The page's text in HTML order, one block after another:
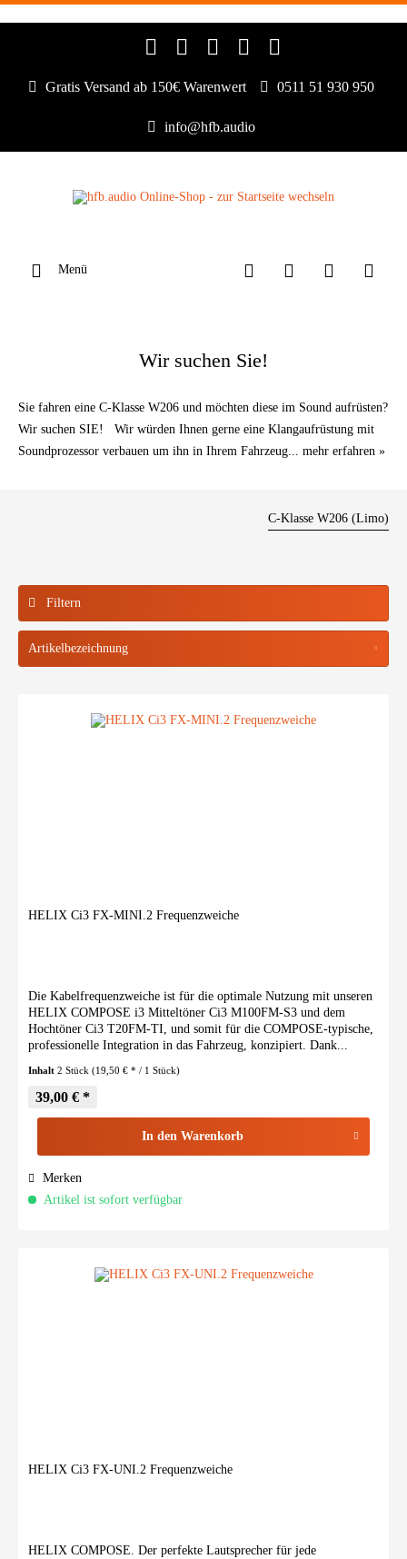
Gratis Versand ab 150€ Warenwert 0511 51 930 950
info@hfb.audio
Menü
Wir suchen Sie!
Sie fahren eine C-Klasse W206 und möchten diese im Sound aufrüsten?
Wir suchen SIE! Wir würden Ihnen gerne eine Klangaufrüstung mit
Soundprozessor verbauen um ihn in Ihrem Fahrzeug... mehr erfahren »
C-Klasse W206 (Limo)
Filtern
HELIX Ci3 FX-MINI.2 Frequenzweiche
Die Kabelfrequenzweiche ist für die optimale Nutzung mit unseren
HELIX COMPOSE i3 Mitteltöner Ci3 M100FM-S3 und dem
Hochtöner Ci3 T20FM-TI, und somit für die COMPOSE-typische,
professionelle Integration in das Fahrzeug, konzipiert. Dank...
Inhalt 2 Stück (19,50 € * / 1 Stück)
39,00 € *
In den Warenkorb
Merken
Artikel ist sofort verfügbar
HELIX Ci3 FX-UNI.2 Frequenzweiche
HELIX COMPOSE. Der perfekte Lautsprecher für jede